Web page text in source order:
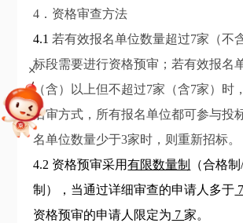
4．资格审查方法
4.1 若有效报名单位数量超过7家（不
标段需要进行资格预审；若有效报名
（含）以上但不超过7家（含7家）时
后审方式，所有报名单位都可参与投
名单位数量少于3家时，则重新招标。
4.2 资格预审采用有限数量制
（合格
制），当通过详细审查的申请人多于
资格预审的申请人限定为 7家。
+